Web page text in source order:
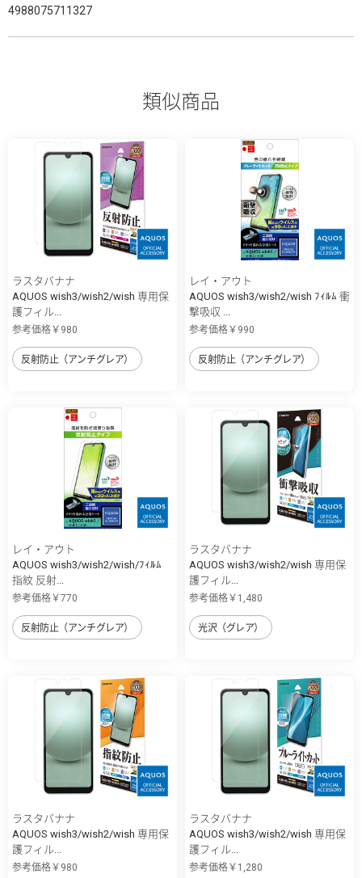
4988075711327
類似商品
ラスタバナナ
AQUOS wish3/wish2/wish 専用保
護フィル...
参考価格￥980
反射防止（アンチグレア）
レイ・アウト
AQUOS wish3/wish2/wish ﾌｨﾙﾑ 衝
撃吸収 ...
参考価格￥990
反射防止（アンチグレア）
レイ・アウト
AQUOS wish3/wish2/wish/ﾌｨﾙﾑ
指紋 反射...
参考価格￥770
反射防止（アンチグレア）
ラスタバナナ
AQUOS wish3/wish2/wish 専用保
護フィル...
参考価格￥1,480
光沢（グレア）
ラスタバナナ
AQUOS wish3/wish2/wish 専用保
護フィル...
参考価格￥980
ラスタバナナ
AQUOS wish3/wish2/wish 専用保
護フィル...
参考価格￥1,280